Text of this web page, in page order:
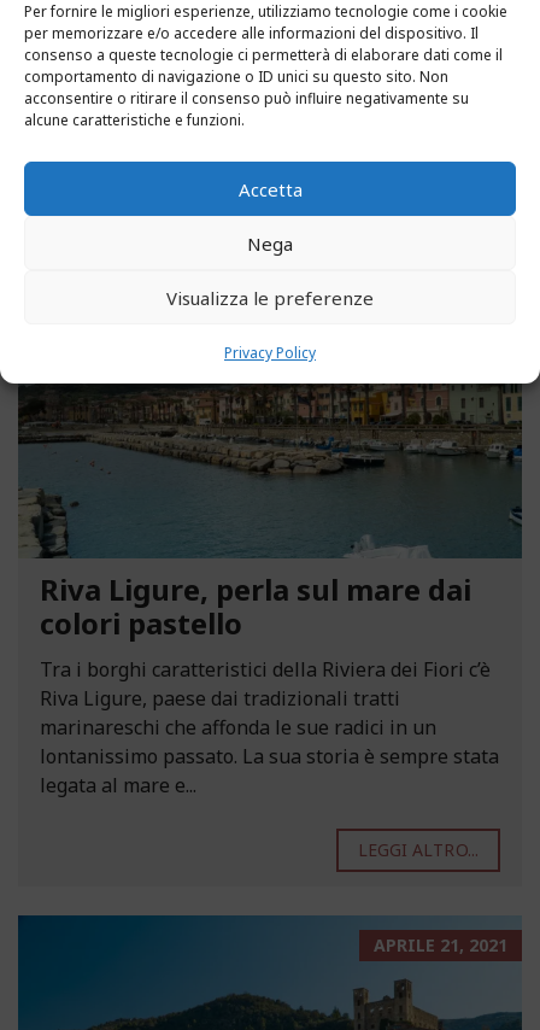
Per fornire le migliori esperienze, utilizziamo tecnologie come i cookie
per memorizzare e/o accedere alle informazioni del dispositivo. Il
consenso a queste tecnologie ci permetterà di elaborare dati come il
comportamento di navigazione o ID unici su questo sito. Non
acconsentire o ritirare il consenso può influire negativamente su
alcune caratteristiche e funzioni.
Accetta
Nega
Visualizza le preferenze
Privacy Policy
paradiso affascina i visitatori. Stiamo parlando del
Parco del Benessere “Giacomo Filippo Novaro” di
Costarainera nella Riviera dei Fiori. Un tempo
parco degli ex ospedali Novaro e...
Riva Ligure, perla sul mare dai
colori pastello
Tra i borghi caratteristici della Riviera dei Fiori c’è
Riva Ligure, paese dai tradizionali tratti
marinareschi che affonda le sue radici in un
lontanissimo passato. La sua storia è sempre stata
legata al mare e...
LEGGI ALTRO...
APRILE 21, 2021